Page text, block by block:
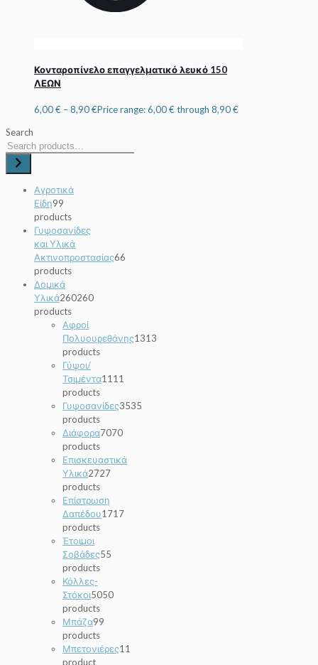
Κονταροπίνελο επαγγελματικό λευκό 150
ΛΕΩΝ
6,00€ –8,90€Price range: 6,00 € through 8,90 €
Search
Αγροτικά
Είδη99
products
Γυψοσανίδες
και Υλικά
Ακτινοπροστασίας66
products
Δομικά
Υλικά260260
products
Αφροί
Πολυουρεθάνης1313
products
Γύψοι/
Τσιμέντα11 11
products
Γυψοσανίδες3535
products
Διάφορα7070
products
Επισκευαστικά
Υλικά2727
products
Επίστρωση
Δαπέδου1717
products
Έτοιμοι
Σοβάδες55
products
Κόλλες-
Στόκοι5050
products
Μπάζα99
products
Μπετονιέρες1 1
product